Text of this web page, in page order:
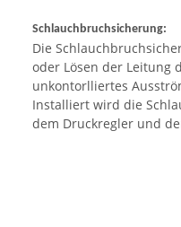
Schlauchbruchsicherung:
Die
oder Lösen der Leitung
unkontorlliertes
Installiert wird die
dem Druckregler und